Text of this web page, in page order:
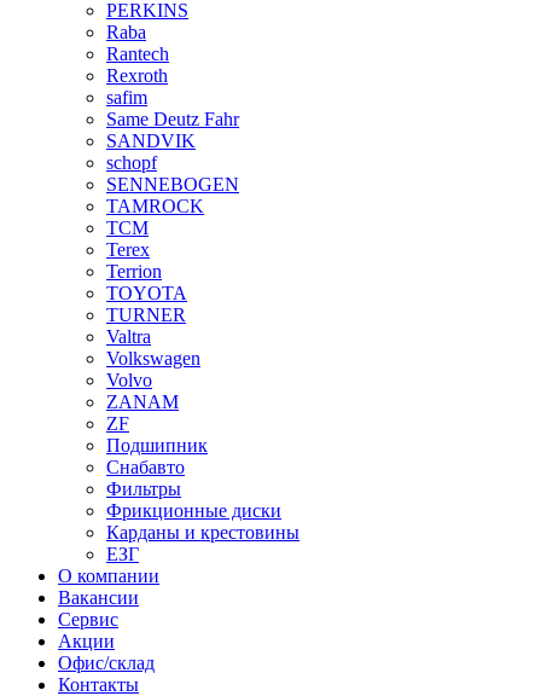
PERKINS
Raba
Rantech
Rexroth
safim
Same Deutz Fahr
SANDVIK
schopf
SENNEBOGEN
TAMROCK
TCM
Terex
Terrion
TOYOTA
TURNER
Valtra
Volkswagen
Volvo
ZANAM
ZF
Подшипник
Снабавто
Фильтры
Фрикционные диски
Карданы и крестовины
ЕЗГ
О компании
Вакансии
Сервис
Акции
Офис/склад
Контакты